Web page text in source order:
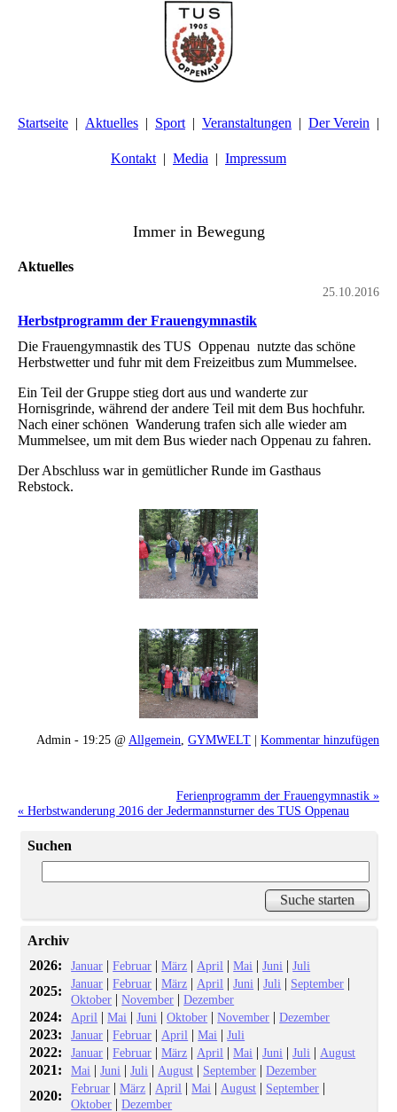
Startseite Aktuelles Sport Veranstaltungen Der Verein
Kontakt Media Impressum
Immer in Bewegung
Aktuelles
25.10.2016
Herbstprogramm der Frauengymnastik
Die Frauengymnastik des TUS Oppenau nutzte das schöne
Herbstwetter und fuhr mit dem Freizeitbus zum Mummelsee.
Ein Teil der Gruppe stieg dort aus und wanderte zur
Hornisgrinde, während der andere Teil mit dem Bus hochfuhr.
Nach einer schönen Wanderung trafen sich alle wieder am
Mummelsee, um mit dem Bus wieder nach Oppenau zu fahren.
Der Abschluss war in gemütlicher Runde im Gasthaus
Rebstock.
Admin - 19:25 @ Allgemein GYMWELT | Kommentar hinzufügen
Ferienprogramm der Frauengymnastik »
« Herbstwanderung 2016 der Jedermannsturner des TUS Oppenau
Suchen
Archiv
2026:
Januar |Februar |März | April |Mai |Juni |Juli
2025: Januar |Februar |März | April |Juni |Juli | September |
Oktober |November |Dezember
2024: April |Mai |Juni |Oktober |November |Dezember
2023: Januar |Februar | April |Mai |Juli
2022: Januar |Februar |März | April |Mai |Juni |Juli | August
2021: Mai |Juni |Juli | August | September |Dezember
2020: Februar |März | April |Mai | August | September |
Oktober |Dezember